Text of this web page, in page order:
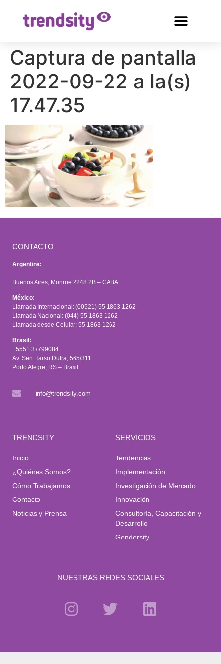
Captura de pantalla
2022-09-22 a la(s)
17.47.35
CONTACTO
Argentina:
Buenos Aires, Monroe 2248 2B – CABA
México:
Llamada Internacional: (00521) 55 1863 1262
Llamada Nacional: (044) 55 1863 1262
Llamada desde Celular: 55 1863 1262
Brasil:
+5551 37799084
Av. Sen. Tarso Dutra, 565/311
Porto Alegre, RS – Brasil
info@trendsity.com
TRENDSITY
Inicio
¿Quiénes Somos?
Cómo Trabajamos
Contacto
Noticias y Prensa
SERVICIOS
Tendencias
Implementación
Investigación de Mercado
Innovación
Consultoría, Capacitación y
Desarrollo
Gendersity
NUESTRAS REDES SOCIALES